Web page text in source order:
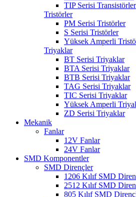
TIP Serisi Transistörler
Tristörler
PM Serisi Tristörler
S Serisi Tristörler
Yüksek Amperli
Triyaklar
BT Serisi Triyaklar
BTA Serisi Triyaklar
BTB Serisi Triyaklar
TAG Serisi Triyaklar
TIC Serisi Triyaklar
Yüksek Amperli
ZD Serisi Triyaklar
Mekanik
Fanlar
12V Fanlar
24V Fanlar
SMD Komponentler
SMD Dirençler
1206 Kılıf SMD
2512 Kılıf SMD
805 Kılıf SMD